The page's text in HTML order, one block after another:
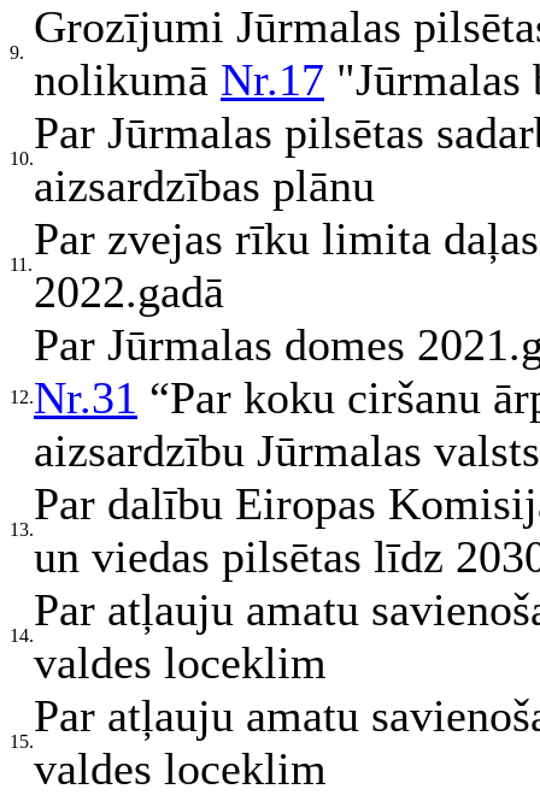
9.
Grozījumi Jūrmalas
nolikumā Nr.17 "Jūrmalas
10.
Par Jūrmalas pilsētas
aizsardzības plānu
11.
Par zvejas rīku limita
2022.gadā
12.
Par Jūrmalas domes
Nr.31 “Par koku ciršanu
aizsardzību Jūrmalas
13.
Par dalību Eiropas
un viedas pilsētas līdz
14.
Par atļauju amatu
valdes loceklim
15.
Par atļauju amatu
valdes loceklim